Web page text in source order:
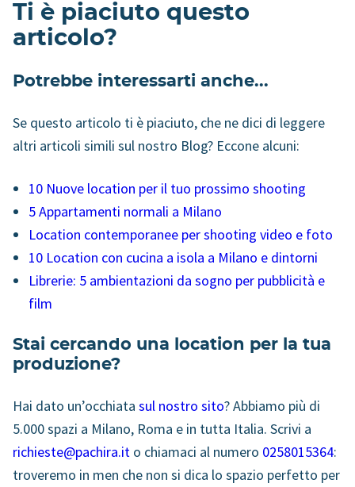
Ti è piaciuto questo
articolo?
Potrebbe interessarti anche...
Se questo articolo ti è piaciuto, che ne dici di leggere
altri articoli simili sul nostro Blog? Eccone alcuni:
10 Nuove location per il tuo prossimo shooting
5 Appartamenti normali a Milano
Location contemporanee per shooting video e foto
10 Location con cucina a isola a Milano e dintorni
Librerie: 5 ambientazioni da sogno per pubblicità e
film
Stai cercando una location per la tua
produzione?
Hai dato un’occhiata sul nostro sito? Abbiamo più di
5.000 spazi a Milano, Roma e in tutta Italia. Scrivi a
richieste@pachira.it o chiamaci al numero 0258015364:
troveremo in men che non si dica lo spazio perfetto per